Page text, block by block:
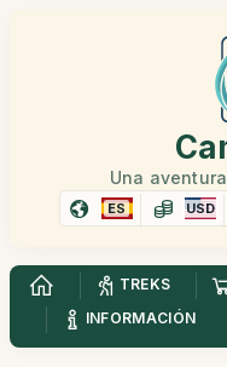
Una
ES USD
TREKS
INFORMACIÓN